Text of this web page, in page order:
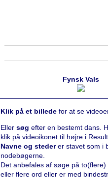
Fynsk Vals
Klik på et billede for at se
Eller søg efter en bestemt dans.
klik på videoikonet til højre i
Navne og stederer stavet som i
nodebøgerne.
Det anbefales af søge på
eller flere ord eller er med